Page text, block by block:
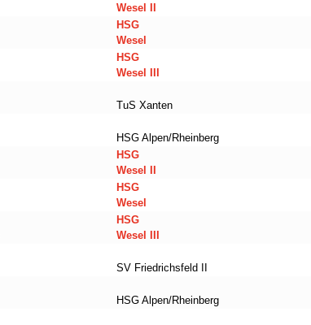
Wesel II
HSG
Wesel
HSG
Wesel III
TuS Xanten
HSG Alpen/Rheinberg
HSG
Wesel II
HSG
Wesel
HSG
Wesel III
SV Friedrichsfeld II
HSG Alpen/Rheinberg